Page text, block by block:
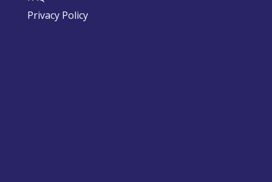
Privacy Policy